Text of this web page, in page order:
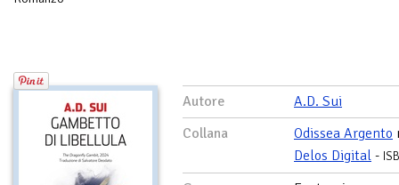
Autore
A.D. Sui
Collana
Odissea Argento
Delos Digital -